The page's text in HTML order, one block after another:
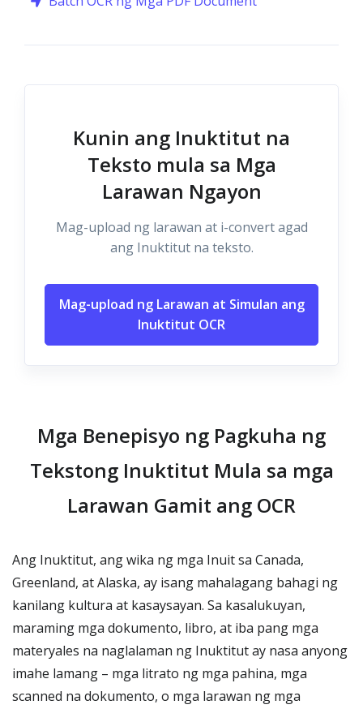
Kunin ang Inuktitut na
Teksto mula sa Mga
Larawan Ngayon
Mag-upload ng larawan at i-convert agad
ang Inuktitut na teksto.
Mag-upload ng Larawan at Simulan ang
Inuktitut OCR
Mga Benepisyo ng Pagkuha ng
Tekstong Inuktitut Mula sa mga
Larawan Gamit ang OCR
Ang Inuktitut, ang wika ng mga Inuit sa Canada,
Greenland, at Alaska, ay isang mahalagang bahagi ng
kanilang kultura at kasaysayan. Sa kasalukuyan,
maraming mga dokumento, libro, at iba pang mga
materyales na naglalaman ng Inuktitut ay nasa anyong
imahe lamang – mga litrato ng mga pahina, mga
scanned na dokumento, o mga larawan ng mga